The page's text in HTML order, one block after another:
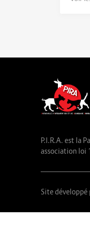
P.I.R.A. est la
association loi
Site développé